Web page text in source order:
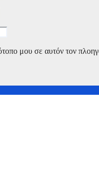
μου σε αυτόν τον